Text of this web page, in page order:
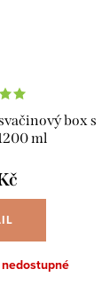
box s
ml